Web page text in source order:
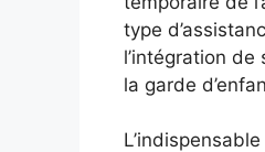
type
l’intégration
la garde